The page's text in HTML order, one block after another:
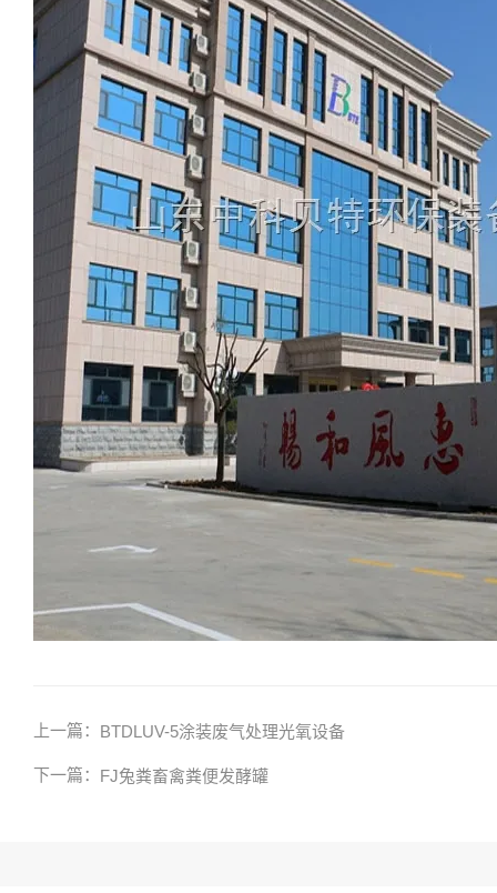
上一篇： BTDLUV-5涂装废气处理光氧设备
下一篇： FJ兔粪畜禽粪便发酵罐